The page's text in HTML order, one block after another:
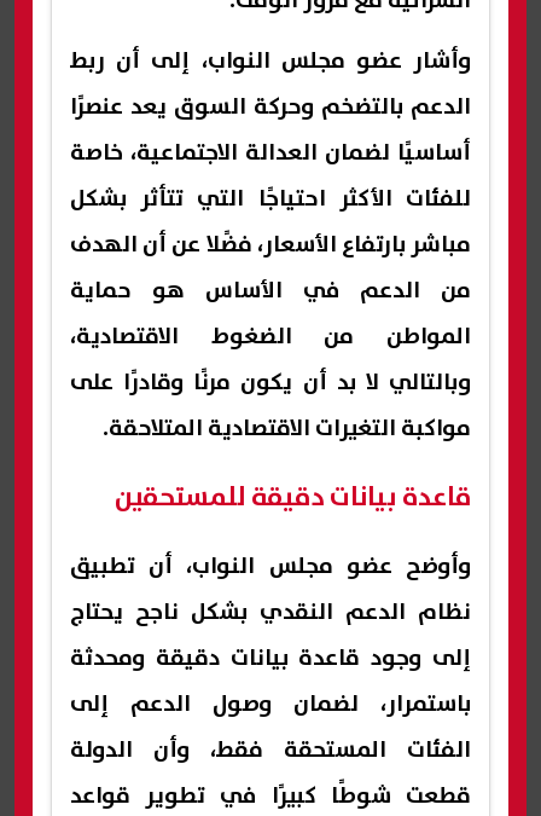
وأشار عضو مجلس النواب، إلى أن ربط
الدعم بالتضخم وحركة السوق يعد عنصرًا
أساسيًا لضمان العدالة الاجتماعية، خاصة
للفئات الأكثر احتياجًا التي تتأثر بشكل
مباشر بارتفاع الأسعار، فضًلا عن أن الهدف
من الدعم في الأساس هو حماية
المواطن من الضغوط الاقتصادية،
وبالتالي لا بد أن يكون مرنًا وقادرًا على
مواكبة التغيرات الاقتصادية المتلاحقة.
قاعدة بيانات دقيقة للمستحقين
وأوضح عضو مجلس النواب، أن تطبيق
نظام الدعم النقدي بشكل ناجح يحتاج
إلى وجود قاعدة بيانات دقيقة ومحدثة
باستمرار، لضمان وصول الدعم إلى
الفئات المستحقة فقط، وأن الدولة
قطعت شوطًا كبيرًا في تطوير قواعد